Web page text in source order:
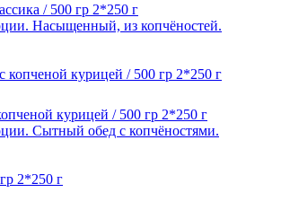
/ 500 гр 2*250 г
Насыщенный, из копчёностей.
курицей / 500 гр 2*250 г
Сытный обед с копчёностями.